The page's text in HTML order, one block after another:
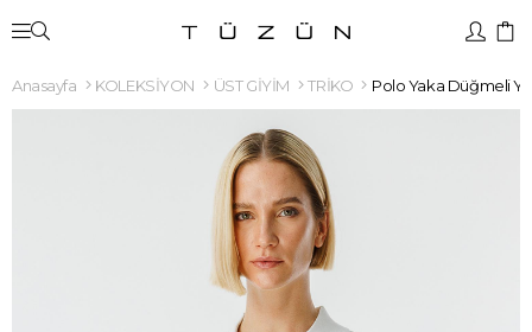
Anasayfa KOLEKSİYON ÜST GİYİM TRİKO Polo Yaka Düğmeli